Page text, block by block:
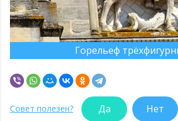
Горельеф
Совет полезен? Да Нет